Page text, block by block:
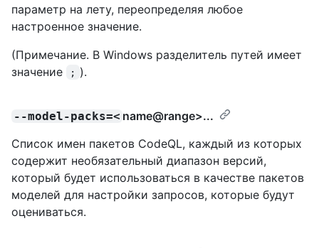
параметр на лету, переопределяя любое
настроенное значение.
(Примечание. В Windows разделитель путей имеет
значение
; ).
--model-packs=< name@range>...
Список имен пакетов CodeQL, каждый из которых
содержит необязательный диапазон версий,
который будет использоваться в качестве пакетов
моделей для настройки запросов, которые будут
оцениваться.